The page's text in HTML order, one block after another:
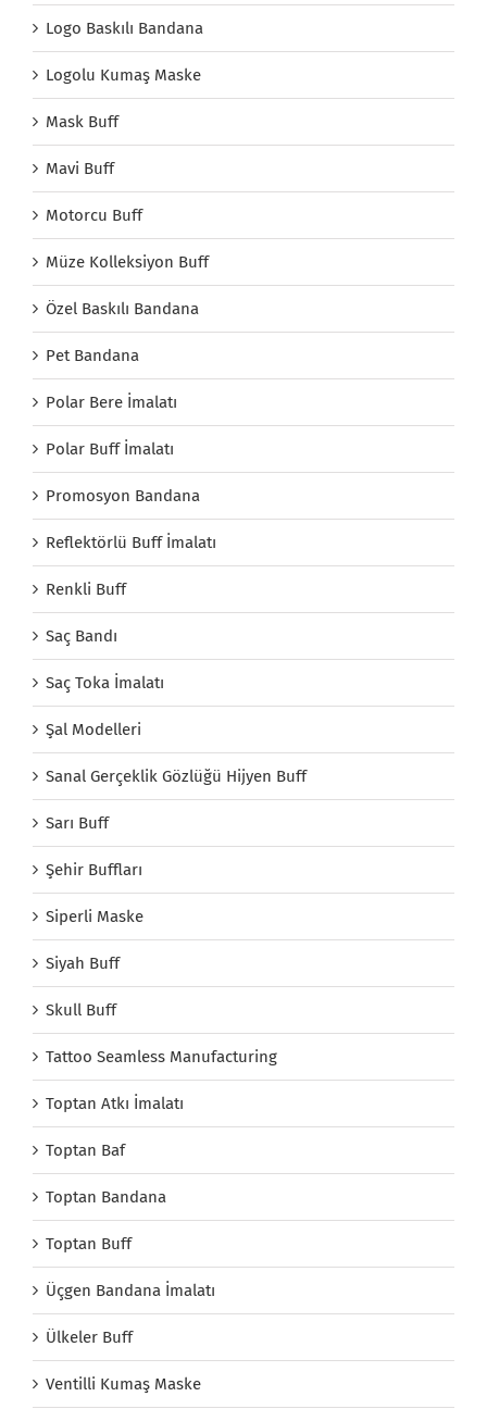
Logo Baskılı Bandana
Logolu Kumaş Maske
Mask Buff
Mavi Buff
Motorcu Buff
Müze Kolleksiyon Buff
Özel Baskılı Bandana
Pet Bandana
Polar Bere İmalatı
Polar Buff İmalatı
Promosyon Bandana
Reflektörlü Buff İmalatı
Renkli Buff
Saç Bandı
Saç Toka İmalatı
Şal Modelleri
Sanal Gerçeklik Gözlüğü Hijyen Buff
Sarı Buff
Şehir Buffları
Siperli Maske
Siyah Buff
Skull Buff
Tattoo Seamless Manufacturing
Toptan Atkı İmalatı
Toptan Baf
Toptan Bandana
Toptan Buff
Üçgen Bandana İmalatı
Ülkeler Buff
Ventilli Kumaş Maske